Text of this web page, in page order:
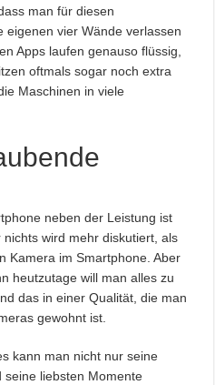
man für diesen
eigenen vier Wände verlassen
Apps laufen genauso flüssig,
oftmals sogar noch extra
Maschinen in viele
neben der Leistung ist
wird mehr diskutiert, als
Kamera im Smartphone. Aber
heutzutage will man alles zu
das in einer Qualität, die man
gewohnt ist.
kann man nicht nur seine
seine liebsten Momente